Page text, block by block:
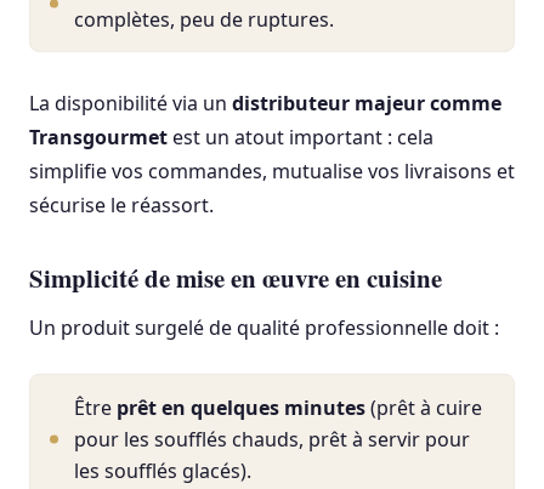
complètes, peu de ruptures.
La disponibilité via un distributeur majeur comme
Transgourmetest un atout important : cela
simplifie vos commandes, mutualise vos livraisons et
sécurise le réassort.
Simplicité de mise en œuvre en cuisine
Un produit surgelé de qualité professionnelle doit :
Être prêt en quelques minutes(prêt à cuire
pour les soufflés chauds, prêt à servir pour
les soufflés glacés).